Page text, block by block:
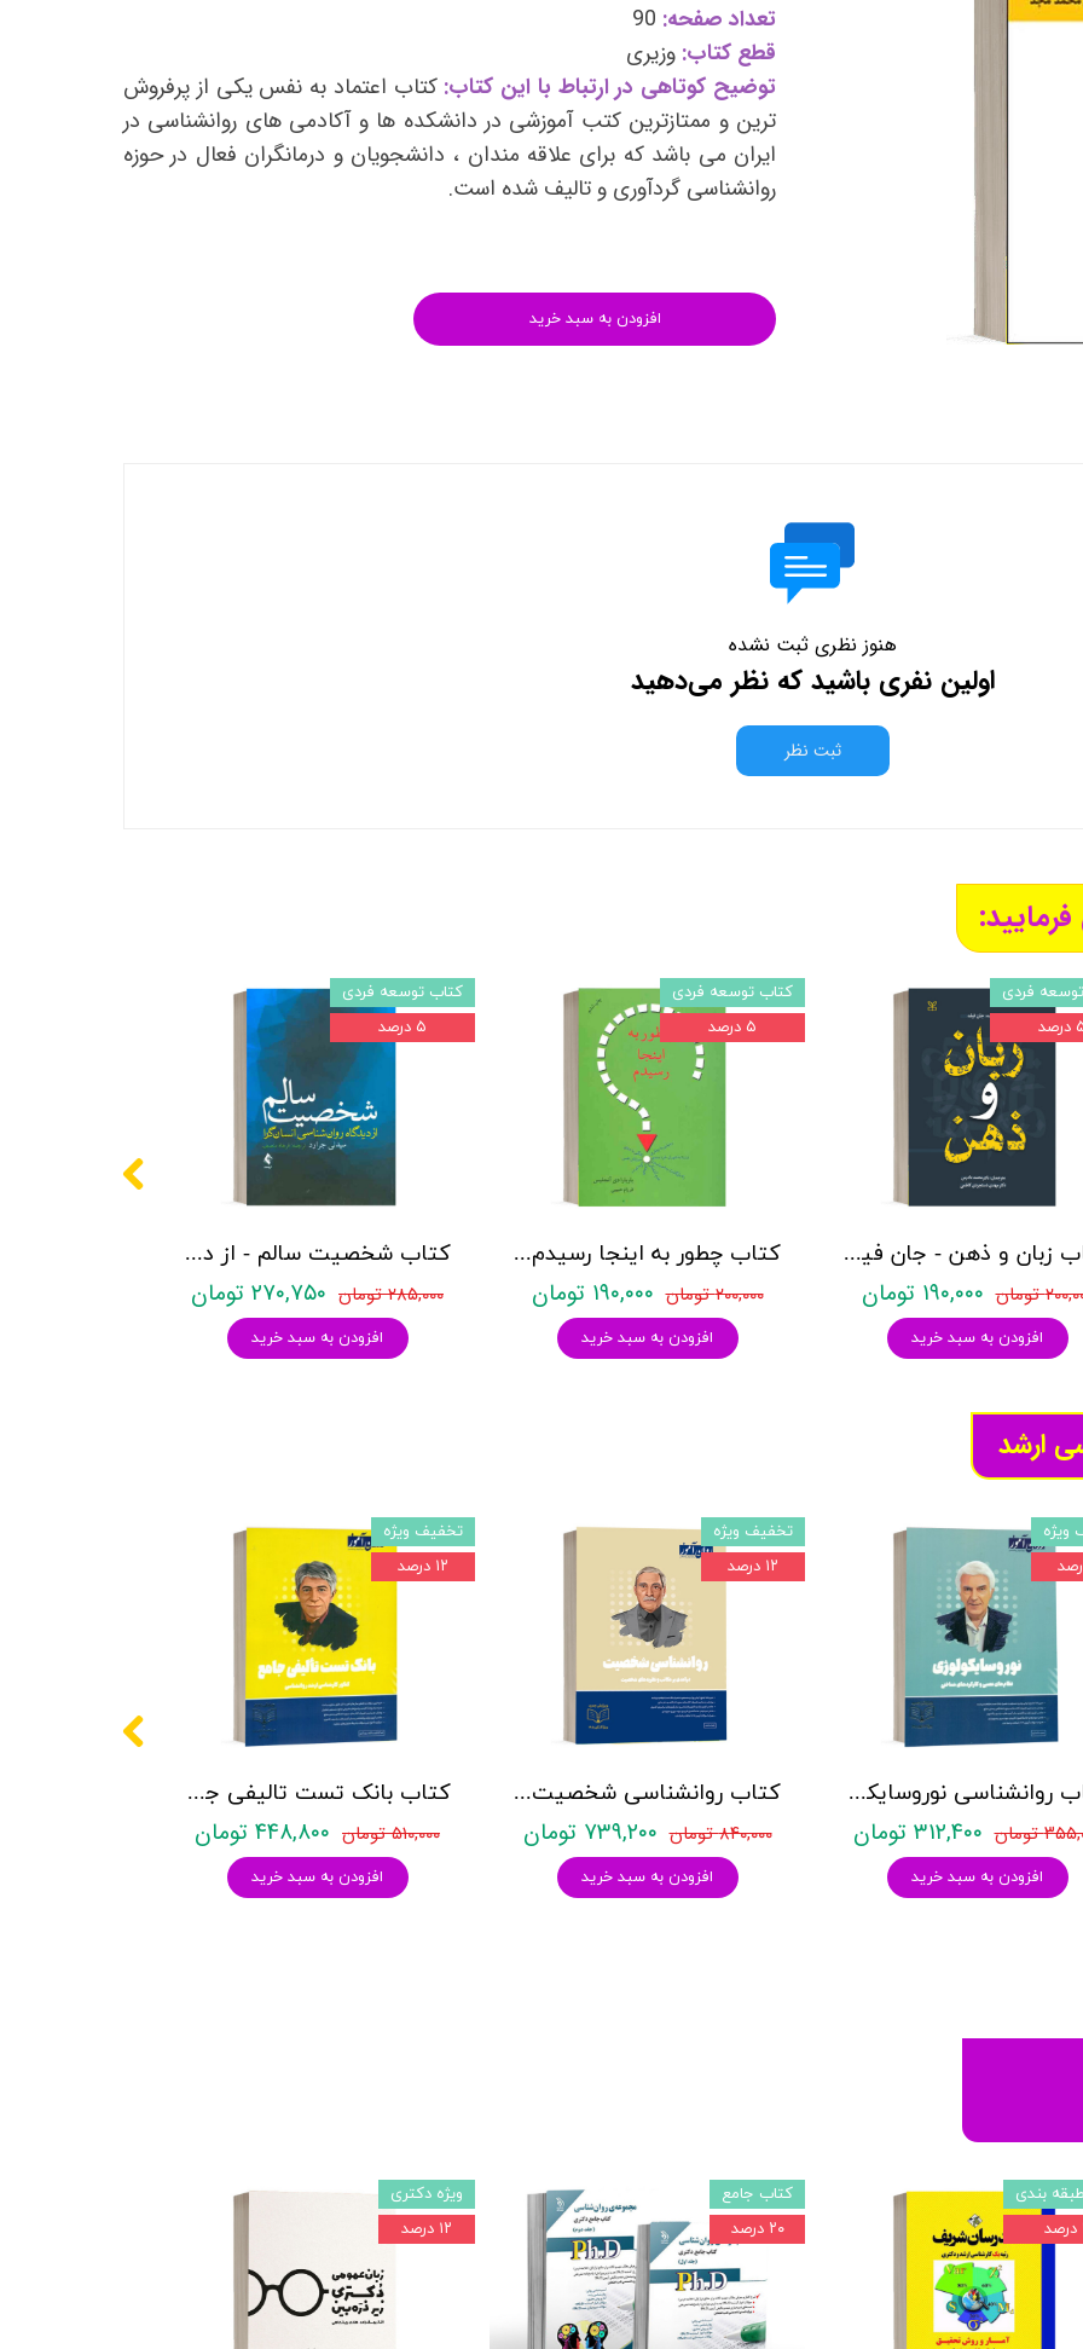
روانشناسی (تست شخصیت)
کتب فرزندپروری و تربیت کودک
کتب روانشناسی خانواده
کتب فن بیان و سخنوری
انتشارات ساوالان
انتشارات قطره
تعداد صفحه: 90
قطع کتاب: وزیری
توضیح کوتاهی در ارتباط با این کتاب: کتاب اعتماد به نفس یکی از پرفروش
ترین و ممتازترین کتب آموزشی در دانشکده ها و آکادمی های روانشناسی در
ایران می باشد که برای علاقه مندان ، دانشجویان و درمانگران فعال در حوزه
روانشناسی گردآوری و تالیف شده است.
افزودن به سبد خرید
هنوز نظری ثبت نشده
اولین نفری باشید که نظر می‌دهید
ثبت نظر
کتاب شخصیت سالم - از دیدگاه روان شناسی انسان گرا - نشر ارجمند
۲۸۵,۰۰۰ تومان ۲۷۰,۷۵۰ تومان
افزودن به سبد خرید
کتاب توسعه فردی
۵ درصد
کتاب چطور به اینجا رسیدم - نشر بدیهه
۲۰۰,۰۰۰ تومان ۱۹۰,۰۰۰ تومان
افزودن به سبد خرید
کتاب توسعه فردی
۵ درصد
کتاب زبان و ذهن - جان فیلد - نشر رشد
تومان ۱۹۰,۰۰۰ تومان
افزودن به سبد خرید
فردی
کتاب بانک تست تالیفی جامع روان آموز
۵۱۰,۰۰۰ تومان ۴۴۸,۸۰۰ تومان
افزودن به سبد خرید
تخفیف ویژه
۱۲ درصد
کتاب روانشناسی شخصیت نشر روان آموز زهرا ساعدی
۸۴۰,۰۰۰ تومان ۷۳۹,۲۰۰ تومان
افزودن به سبد خرید
تخفیف ویژه
۱۲ درصد
کتاب روانشناسی نوروسایکولوژی نشر روان آموز حمیده نامداری
تومان ۳۱۲,۴۰۰ تومان
افزودن به سبد خرید
ویژه
ارشد
ویژه دکتری
۱۲ درصد
کتاب جامع
۲۰ درصد
بندی